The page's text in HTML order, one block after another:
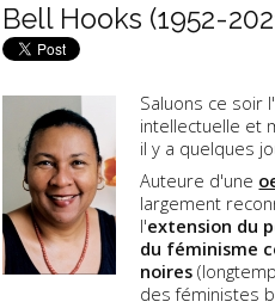
Bell Hooks (1952-
Saluons ce soir
intellectuelle et
il y a quelques
Auteure d'une
largement
l'extension du
du féminisme
noires
des féministes